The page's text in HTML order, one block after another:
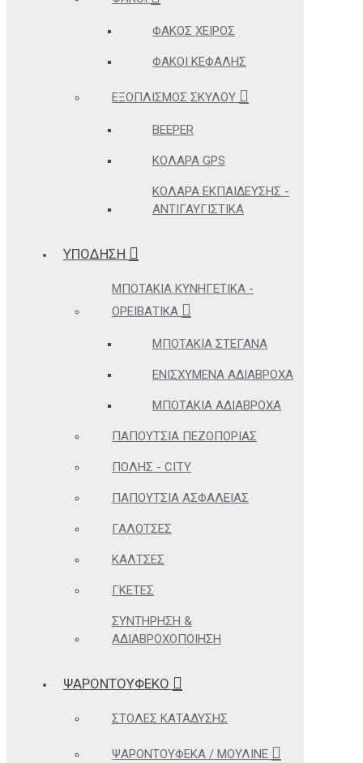
ΦΑΚΌΣ ΧΕΙΡΌΣ
ΦΑΚΟΊ ΚΕΦΑΛΉΣ
ΕΞΟΠΛΙΣΜΌΣ ΣΚΎΛΟΥ
BEEPER
ΚΟΛΆΡΑ GPS
ΚΟΛΆΡΑ ΕΚΠΑΊΔΕΥΣΗΣ -
ΑΝΤΙΓΑΥΓΙΣΤΙΚΆ
ΥΠΟΔΗΣΗ
ΜΠΟΤΆΚΙΑ ΚΥΝΗΓΕΤΙΚΆ -
ΟΡΕΙΒΑΤΙΚΆ
ΜΠΟΤΆΚΙΑ ΣΤΕΓΑΝΆ
ΕΝΙΣΧΥΜΈΝΑ ΑΔΙΆΒΡΟΧΑ
ΜΠΟΤΆΚΙΑ ΑΔΙΆΒΡΟΧΑ
ΠΑΠΟΎΤΣΙΑ ΠΕΖΟΠΟΡΊΑΣ
ΠΌΛΗΣ - CITY
ΠΑΠΟΎΤΣΙΑ ΑΣΦΑΛΕΊΑΣ
ΓΑΛΌΤΣΕΣ
ΚΆΛΤΣΕΣ
ΓΚΈΤΕΣ
ΣΥΝΤΉΡΗΣΗ &
ΑΔΙΑΒΡΟΧΟΠΟΊΗΣΗ
ΨΑΡΟΝΤΟΥΦΕΚΟ
ΣΤΟΛΈΣ ΚΑΤΆΔΥΣΗΣ
ΨΑΡΟΝΤΟΎΦΕΚΑ / ΜΟΥΛΙΝΈ